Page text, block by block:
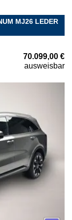
MJ26 LEDER
70.099,00 €
ausweisbar